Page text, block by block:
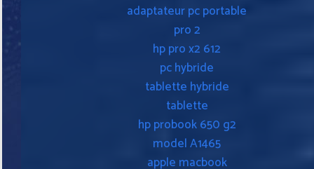
adaptateur pc portable
pro 2
hp pro x2 612
pc hybride
tablette hybride
tablette
hp probook 650 g2
model A1465
apple macbook